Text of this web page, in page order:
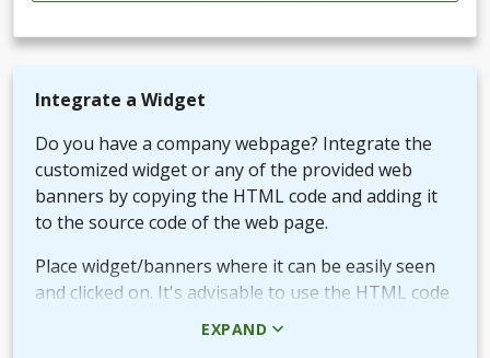
Integrate a Widget
Do you have a company webpage? Integrate the
customized widget or any of the provided web
banners by copying the HTML code and adding it
to the source code of the web page.
Place widget/banners where it can be easily seen
and clicked on. It's advisable to use the HTML code
rather than the picture + URL as it then will be
EXPAND